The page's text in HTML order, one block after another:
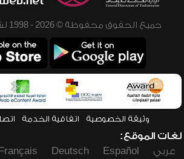
جميع الحقوق محفوظة © 2026 - 1998 لشبكة إسلام ويب
وثيقة الخصوصية اتفاقية الخدمة
لغات الموقع:
عربي
Español
Deutsch
Français